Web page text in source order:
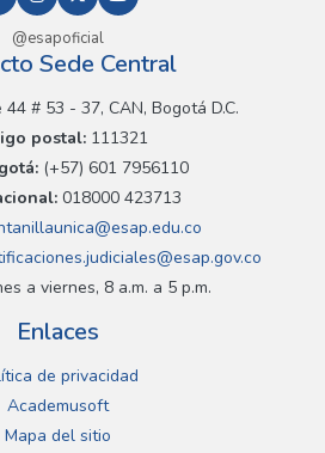
@esapoficial
Sede Central
# 53 - 37, CAN, Bogotá D.C.
postal: 111321
(+57) 601 7956110
018000 423713
a viernes, 8 a.m. a 5 p.m.
Enlaces
de privacidad
Academusoft
Mapa del sitio